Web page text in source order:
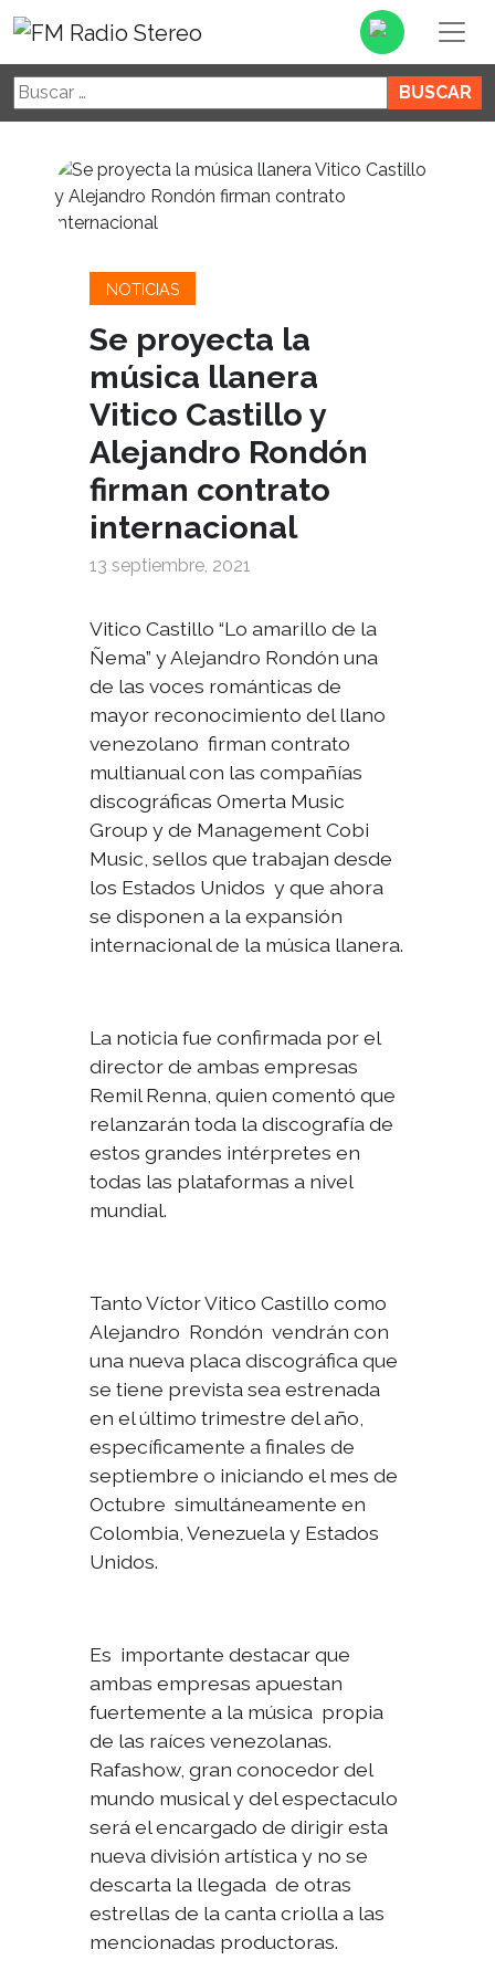
Buscar:
NOTICIAS
Se proyecta la
música llanera
Vitico Castillo y
Alejandro Rondón
firman contrato
internacional
13 septiembre, 2021
Vitico Castillo “Lo amarillo de la
Ñema” y Alejandro Rondón una
de las voces románticas de
mayor reconocimiento del llano
venezolano firman contrato
multianual con las compañías
discográficas Omerta Music
Group y de Management Cobi
Music, sellos que trabajan desde
los Estados Unidos y que ahora
se disponen a la expansión
internacional de la música llanera.
La noticia fue confirmada por el
director de ambas empresas
Remil Renna, quien comentó que
relanzarán toda la discografía de
estos grandes intérpretes en
todas las plataformas a nivel
mundial.
Tanto Víctor Vitico Castillo como
Alejandro Rondón vendrán con
una nueva placa discográfica que
se tiene prevista sea estrenada
en el último trimestre del año,
específicamente a finales de
septiembre o iniciando el mes de
Octubre simultáneamente en
Colombia, Venezuela y Estados
Unidos.
Es importante destacar que
ambas empresas apuestan
fuertemente a la música propia
de las raíces venezolanas.
Rafashow, gran conocedor del
mundo musical y del espectaculo
será el encargado de dirigir esta
nueva división artística y no se
descarta la llegada de otras
estrellas de la canta criolla a las
mencionadas productoras.